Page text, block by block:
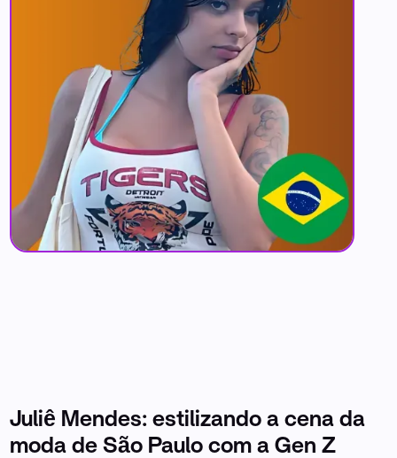
Juliê Mendes: estilizando a cena da
moda de São Paulo com a Gen Z